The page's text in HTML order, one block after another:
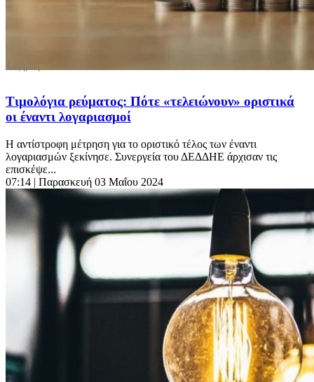
Τιμολόγια ρεύματος: Πότε «τελειώνουν» οριστικά
οι έναντι λογαριασμοί
Η αντίστροφη μέτρηση για το οριστικό τέλος των έναντι
λογαριασμών ξεκίνησε. Συνεργεία του ΔΕΔΔΗΕ άρχισαν τις
επισκέψε...
07:14 | Παρασκευή 03 Μαΐου 2024